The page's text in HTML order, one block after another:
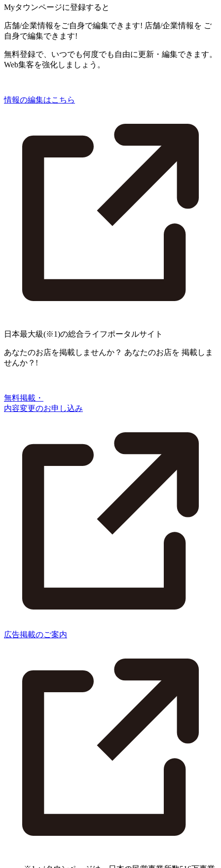
Myタウンページに登録すると
店舗/企業情報をご自身で編集できます! 店舗/企業情報を ご
自身で編集できます!
無料登録で、いつでも何度でも自由に更新・編集できます。
Web集客を強化しましょう。
情報の編集はこちら
日本最大級(※1)の総合ライフポータルサイト
あなたのお店を掲載しませんか？ あなたのお店を 掲載しま
せんか？!
無料掲載・
内容変更のお申し込み
広告掲載のご案内